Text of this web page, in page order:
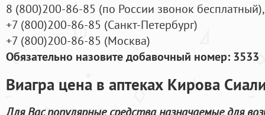
8 (800)200-86-85 (по России звонок бесплатный),
+7 (800)200-86-85 (Санкт-Петербург)
+7 (800)200-86-85 (Москва)
Обязательно назовите добавочный номер: 3533
Виагра цена в аптеках Кирова
Для Вас популярные средства назначаемые для